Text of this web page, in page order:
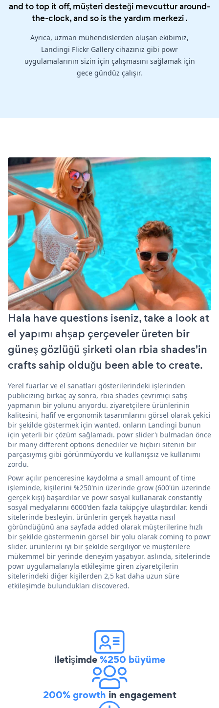
and to top it off, müşteri desteği mevcuttur around-
the-clock, and so is theyardım merkezi.
Ayrıca, uzman mühendislerden oluşan ekibimiz,
Landingi Flickr Gallery cihazınız gibi powr
uygulamalarının sizin için çalışmasını sağlamak için
gece gündüz çalışır.
Hala have questions iseniz, take a look at
el yapımı ahşap çerçeveler üreten bir
güneş gözlüğü şirketi olan rbia shades'in
crafts sahip olduğu been able to create.
Yerel fuarlar ve el sanatları gösterilerindeki işlerinden
publicizing birkaç ay sonra, rbia shades çevrimiçi satış
yapmanın bir yolunu arıyordu. ziyaretçilere ürünlerinin
kalitesini, hafif ve ergonomik tasarımlarını görsel olarak çekici
bir şekilde göstermek için wanted. onların Landingi bunun
için yeterli bir çözüm sağlamadı. powr slider'ı bulmadan önce
bir many different options denediler ve hiçbiri sitenin bir
parçasıymış gibi görünmüyordu ve kullanışsız ve kullanımı
zordu.
Powr açılır penceresine kaydolma a small amount of time
işleminde, kişilerini %250'nin üzerinde grow (600'ün üzerinde
gerçek kişi) başardılar ve powr sosyal kullanarak constantly
sosyal medyalarını 6000'den fazla takipçiye ulaştırdılar. kendi
sitelerinde besleyin. ürünlerin gerçek hayatta nasıl
göründüğünü ana sayfada added olarak müşterilerine hızlı
bir şekilde göstermenin görsel bir yolu olarak coming to powr
slider. ürünlerini iyi bir şekilde sergiliyor ve müşterilere
mükemmel bir yerinde deneyim yaşatıyor. aslında, sitelerinde
powr uygulamalarıyla etkileşime giren ziyaretçilerin
sitelerindeki diğer kişilerden 2,5 kat daha uzun süre
etkileşimde bulundukları discovered.
İletişimde%250 büyüme
200% growth in engagement